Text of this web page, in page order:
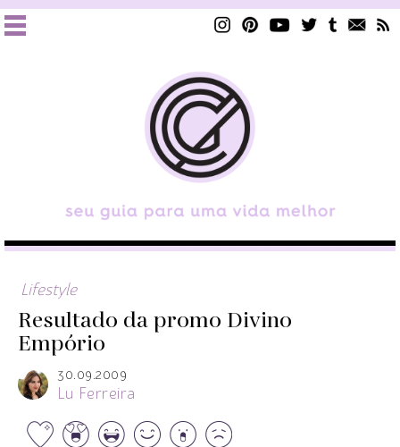
Lifestyle
Resultado da promo Divino
Empório
30.09.2009
Lu Ferreira